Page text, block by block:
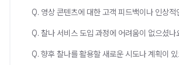
Q. 영상 콘텐츠에 대한 고객 피드백이나 인상적
Q. 찰나 서비스 도입 과정에 어려움이 없으셨나
Q. 향후 찰나를 활용할 새로운 시도나 계획이